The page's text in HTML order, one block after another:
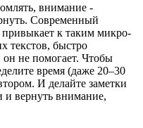
внимание -
Современный
к таким микро-
текстов, быстро
не помогает. Чтобы
время (даже 20–30
И делайте заметки
и вернуть внимание,